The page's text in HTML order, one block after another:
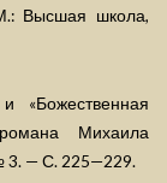
Высшая школа,
«Божественная
Михаила
3. — С. 225—229.